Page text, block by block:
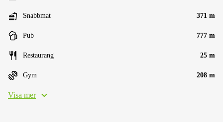
Snabbmat 371 m
Pub 777 m
Restaurang 25 m
Gym 208 m
Visa mer